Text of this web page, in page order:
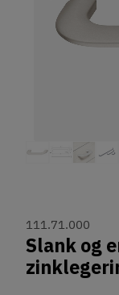
111.71.000
Slank og